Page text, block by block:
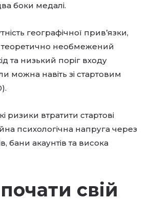
боки медалі.
географічної прив’язки,
теоретично необмежений
та низький поріг входу
можна навіть зі стартовим
ризики втратити стартові
психологічна напруга через
бани акаунтів та висока
свій